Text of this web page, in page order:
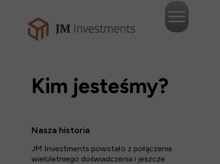
Kim jesteśmy?
Nasza historia
JM Investments powstało z połączenia
wieloletniego doświadczenia i jeszcze